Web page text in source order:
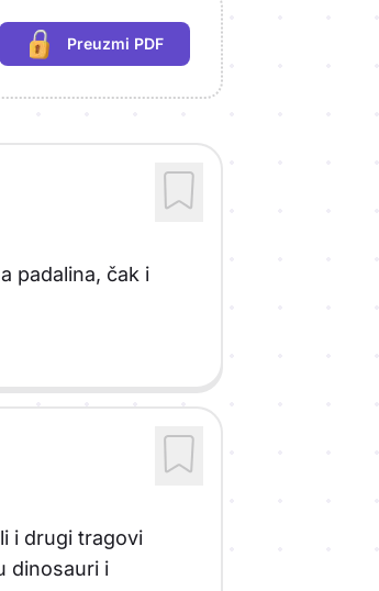
Preuzmi PDF
(potrebna prijava)
padalina, čak i
i drugi tragovi
dinosauri i